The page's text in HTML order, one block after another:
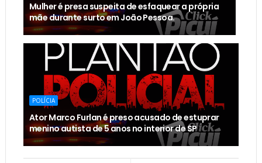
Mulher é presa suspeita de esfaquear a própria
mãe durante surto em João Pessoa.
POLÍCIA
Ator Marco Furlan é preso acusado de estuprar
menino autista de 5 anos no interior de SP